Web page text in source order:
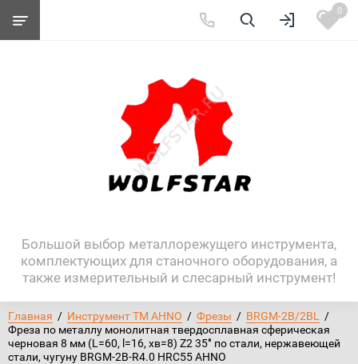
0
Большой выбор металлорежущего инструмента,
комплектующих для станочного оборудования, а
также измерительный и слесарный инструмент!
Главная
  /
Инструмент ТМ AHNO
  /
Фрезы
  /
BRGM-2B/2BL
  /
Фреза по металлу монолитная твердосплавная сферическая
черновая 8 мм (L=60, l=16, хв=8) Z2 35° по стали, нержавеющей
стали, чугуну BRGM-2B-R4.0 HRC55 AHNO